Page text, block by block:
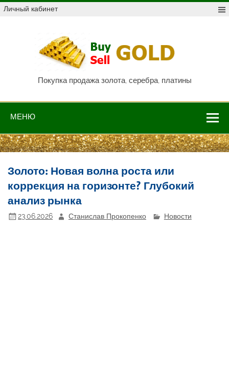
Skip
toЛичный кабинет
Покупка продажа золота, серебра, платины
МЕНЮ
Золото: Новая волна роста или
коррекция на горизонте? Глубокий
анализ рынка
23.06.2026 Станислав Прокопенко Новости